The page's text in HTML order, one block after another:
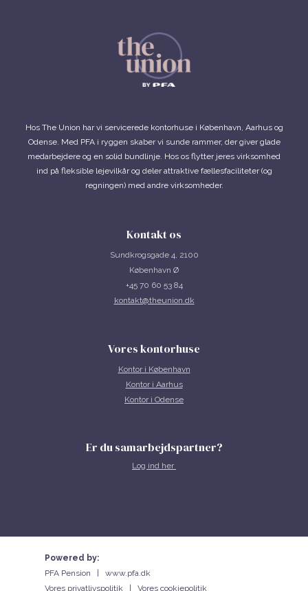
Hos The Union har vi servicerede kontorhuse i København, Aarhus og
Odense. Med PFA i ryggen skaber vi sunde rammer, der giver glade
medarbejdere og en solid bundlinje. Hos os flytter jeres virksomhed
ind på fleksible lejevilkår og deler attraktive fællesfaciliteter (og
regningen) med andre virksomheder.
Kontakt os
Sundkrogsgade 4, 2100
København Ø
+45 70 60 53 84
kontakt@theunion.dk
Vores kontorhuse
Kontor i København
Kontor i Aarhus
Kontor i Odense
Er du samarbejdspartner?
Log ind her
Powered by:
PFA Pension | www.pfa.dk
Vores privatlivspolitik
Vores cookiepolitik